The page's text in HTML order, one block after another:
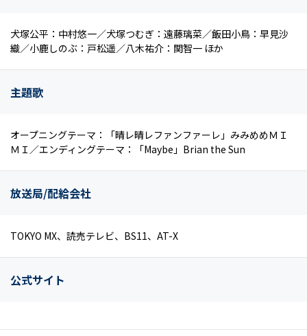
犬塚公平：中村悠一／犬塚つむぎ：遠藤璃菜／飯田小鳥：早見沙
織／小鹿しのぶ：戸松遥／八木祐介：関智一 ほか
主題歌
オープニングテーマ：「晴レ晴レファンファーレ」みみめめＭＩ
ＭＩ／エンディングテーマ：「Maybe」Brian the Sun
放送局/配給会社
TOKYO MX、読売テレビ、BS11、AT-X
公式サイト